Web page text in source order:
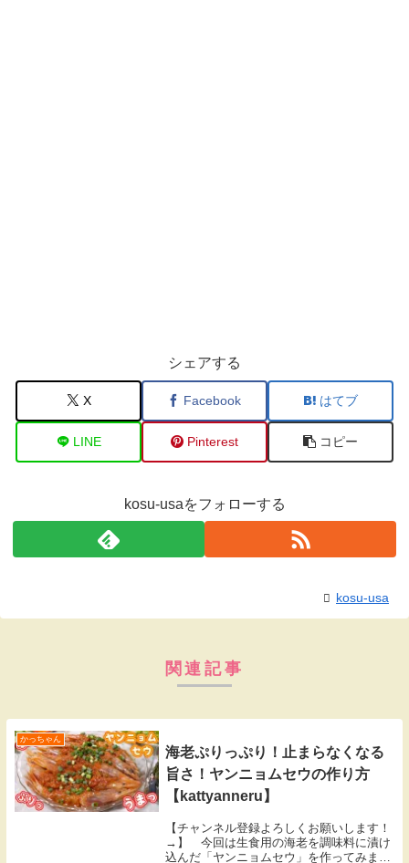
シェアする
X Facebook はてブ
LINE Pinterest コピー
kosu-usaをフォローする
kosu-usa
関連記事
かっちゃん
海老ぷりっぷり！止まらなくなる
旨さ！ヤンニョムセウの作り方
【kattyanneru】
【チャンネル登録よろしくお願いします！
→】 今回は生食用の海老を調味料に漬け
込んだ「ヤンニョムセウ」を作ってみまし